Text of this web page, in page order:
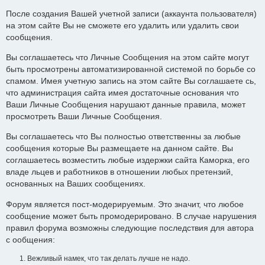
После создания Вашей учетной записи (аккаунта пользователя)
на этом сайте Вы не сможете его удалить или удалить свои
сообщения.
Вы соглашаетесь что Личные Сообщения на этом сайте могут
быть просмотрены автоматизированной системой по борьбе со
спамом. Имея учетную запись на этом сайте Вы соглашаете сь,
что администрация сайта имея достаточные основания что
Ваши Личные Сообщения нарушают данные правила, может
просмотреть Ваши Личные Сообщения.
Вы соглашаетесь что Вы полностью ответственны за любые
сообщения которые Вы размещаете на данном сайте. Вы
соглашаетесь возместить любые издержки сайта Каморка, его
владе льцев и работников в отношении любых претензий,
основанных на Ваших сообщениях.
Форум является пост-модерируемым. Это значит, что любое
сообщение может быть промодерировано. В случае нарушения
правил форума возможны следующие последствия для автора
с ообщения:
Вежливый намек, что так делать лучше не надо.